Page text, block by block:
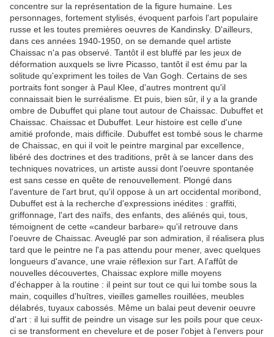
concentre sur la représentation de la figure humaine. Les
personnages, fortement stylisés, évoquent parfois l'art populaire
russe et les toutes premières oeuvres de Kandinsky. D'ailleurs,
dans ces années 1940-1950, on se demande quel artiste
Chaissac n'a pas observé. Tantôt il est bluffé par les jeux de
déformation auxquels se livre Picasso, tantôt il est ému par la
solitude qu'expriment les toiles de Van Gogh. Certains de ses
portraits font songer à Paul Klee, d'autres montrent qu'il
connaissait bien le surréalisme. Et puis, bien sûr, il y a la grande
ombre de Dubuffet qui plane tout autour de Chaissac. Dubuffet et
Chaissac. Chaissac et Dubuffet. Leur histoire est celle d'une
amitié profonde, mais difficile. Dubuffet est tombé sous le charme
de Chaissac, en qui il voit le peintre marginal par excellence,
libéré des doctrines et des traditions, prêt à se lancer dans des
techniques novatrices, un artiste aussi dont l'oeuvre spontanée
est sans cesse en quête de renouvellement. Plongé dans
l'aventure de l'art brut, qu'il oppose à un art occidental moribond,
Dubuffet est à la recherche d'expressions inédites : graffiti,
griffonnage, l'art des naïfs, des enfants, des aliénés qui, tous,
témoignent de cette «candeur barbare» qu'il retrouve dans
l'oeuvre de Chaissac. Aveuglé par son admiration, il réalisera plus
tard que le peintre ne l'a pas attendu pour mener, avec quelques
longueurs d'avance, une vraie réflexion sur l'art. A l'affût de
nouvelles découvertes, Chaissac explore mille moyens
d'échapper à la routine : il peint sur tout ce qui lui tombe sous la
main, coquilles d'huîtres, vieilles gamelles rouillées, meubles
délabrés, tuyaux cabossés. Même un balai peut devenir oeuvre
d'art : il lui suffit de peindre un visage sur les poils pour que ceux-
ci se transforment en chevelure et de poser l'objet à l'envers pour